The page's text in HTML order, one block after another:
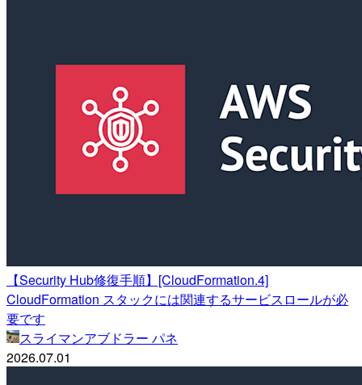
【Security Hub修復手順】[CloudFormation.4]
CloudFormation スタックには関連するサービスロールが必
要です
スライマンアブドラー パネ
2026.07.01